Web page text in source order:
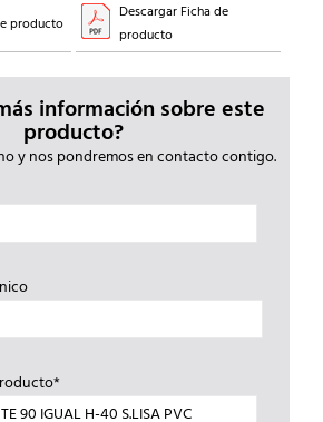
producto
Descargar Ficha de
producto
información sobre este
producto?
y nos pondremos en contacto contigo.